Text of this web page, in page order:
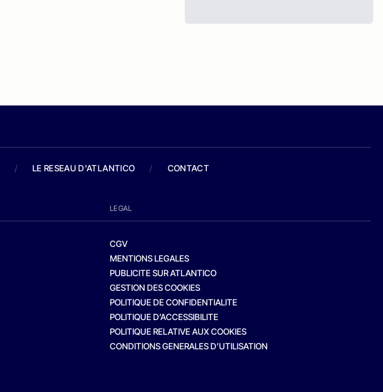
/ LE RESEAU D'ATLANTICO / CONTACT
LEGAL
CGV
MENTIONS LEGALES
PUBLICITE SUR ATLANTICO
GESTION DES COOKIES
POLITIQUE DE CONFIDENTIALITE
POLITIQUE D’ACCESSIBILITE
POLITIQUE RELATIVE AUX COOKIES
CONDITIONS GENERALES D’UTILISATION